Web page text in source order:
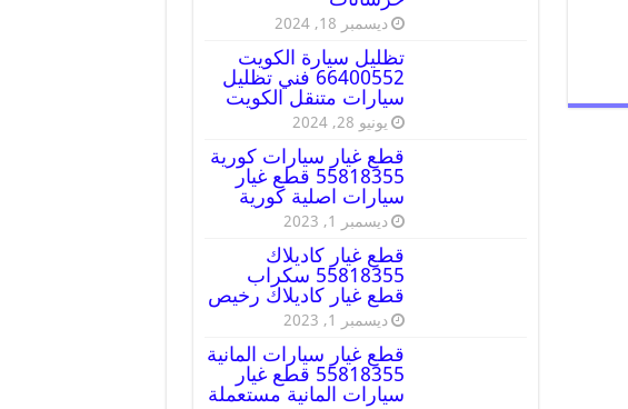
ديسمبر 18, 2024
تظليل سيارة الكويت
66400552 فني تظليل
سيارات متنقل الكويت
يونيو 28, 2024
قطع غيار سيارات كورية
55818355 قطع غيار
سيارات اصلية كورية
ديسمبر 1, 2023
قطع غيار كاديلاك
55818355 سكراب
قطع غيار كاديلاك رخيص
ديسمبر 1, 2023
قطع غيار سيارات المانية
55818355 قطع غيار
سيارات المانية مستعملة